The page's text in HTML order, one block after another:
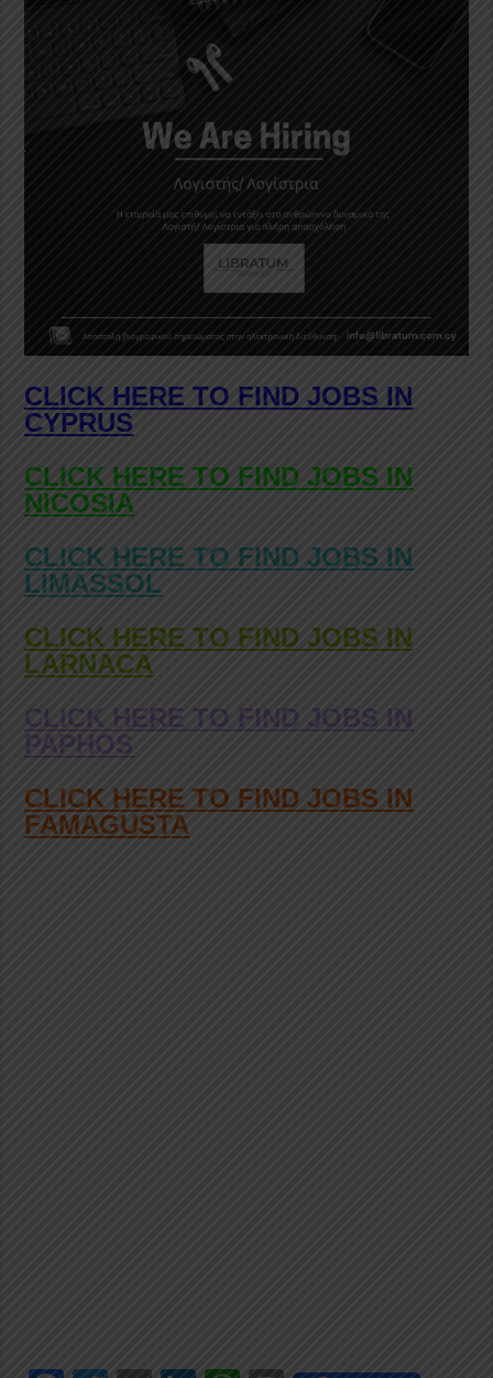
CLICK HERE TO FIND JOBS IN
CYPRUS
CLICK HERE TO FIND JOBS IN
NICOSIA
CLICK HERE TO FIND JOBS IN
LIMASSOL
CLICK HERE TO FIND JOBS IN
LARNACA
CLICK HERE TO FIND JOBS IN
PAPHOS
CLICK HERE TO FIND JOBS IN
FAMAGUSTA